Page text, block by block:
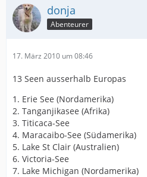
donja
Abenteurer
17. März 2010 um 08:46
13 Seen ausserhalb Europas
1. Erie See (Nordamerika)
2. Tanganjikasee (Afrika)
3. Titicaca-See
4. Maracaibo-See (Südamerika)
5. Lake St Clair (Australien)
6. Victoria-See
7. Lake Michigan (Nordamerika)